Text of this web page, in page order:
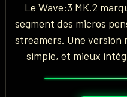
Le Wave:3 MK.2
segment des micros
streamers. Une version
simple, et mieux